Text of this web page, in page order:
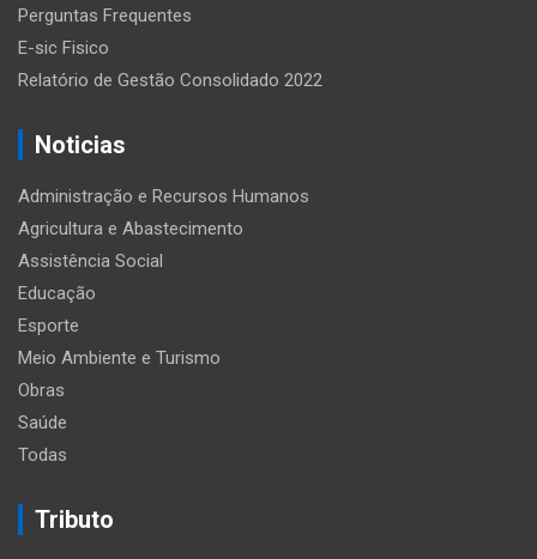
Perguntas Frequentes
E-sic Fisico
Relatório de Gestão Consolidado 2022
Noticias
Administração e Recursos Humanos
Agricultura e Abastecimento
Assistência Social
Educação
Esporte
Meio Ambiente e Turismo
Obras
Saúde
Todas
Tributo